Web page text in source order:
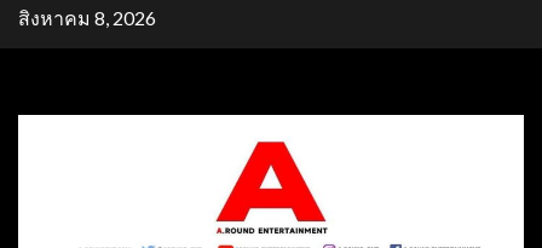
Skipสิงหาคม 8, 2026